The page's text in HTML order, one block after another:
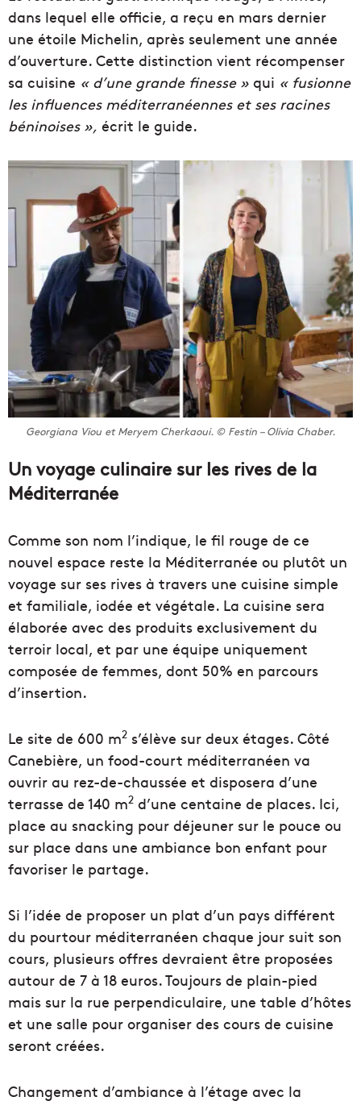
dans lequel elle officie, a reçu en mars dernier
une étoile Michelin, après seulement une année
d’ouverture. Cette distinction vient récompenser
sa cuisine « d’une grande finesse » qui « fusionne
les influences méditerranéennes et ses racines
béninoises », écrit le guide.
Georgiana Viou et Meryem Cherkaoui. © Festin – Olivia Chaber.
Un voyage culinaire sur les rives de la
Méditerranée
Comme son nom l’indique, le fil rouge de ce
nouvel espace reste la Méditerranée ou plutôt un
voyage sur ses rives à travers une cuisine simple
et familiale, iodée et végétale. La cuisine sera
élaborée avec des produits exclusivement du
terroir local, et par une équipe uniquement
composée de femmes, dont 50% en parcours
d’insertion.
Le site de 600 m2 s’élève sur deux étages. Côté
Canebière, un food-court méditerranéen va
ouvrir au rez-de-chaussée et disposera d’une
terrasse de 140 m2 d’une centaine de places. Ici,
place au snacking pour déjeuner sur le pouce ou
sur place dans une ambiance bon enfant pour
favoriser le partage.
Si l’idée de proposer un plat d’un pays différent
du pourtour méditerranéen chaque jour suit son
cours, plusieurs offres devraient être proposées
autour de 7 à 18 euros. Toujours de plain-pied
mais sur la rue perpendiculaire, une table d’hôtes
et une salle pour organiser des cours de cuisine
seront créées.
Changement d’ambiance à l’étage avec la